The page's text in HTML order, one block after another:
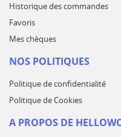
Historique des commandes
Favoris
Mes chèques
NOS POLITIQUES
Politique de confidentialité
Politique de Cookies
A PROPOS DE